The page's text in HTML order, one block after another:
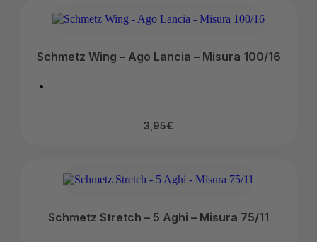
Schmetz Wing – Ago Lancia – Misura 100/16
3,95€
Schmetz Stretch – 5 Aghi – Misura 75/11